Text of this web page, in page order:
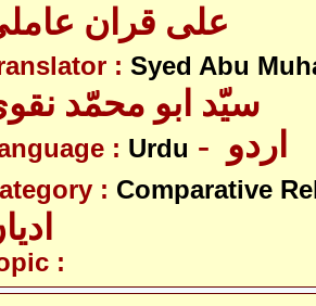
علی قران
: Syed Abu
سیّد ابو محمّد
: Urdu
: Comparative
: